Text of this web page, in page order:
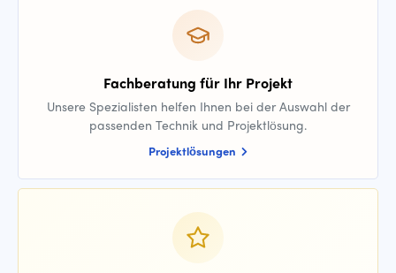
Fachberatung für Ihr Projekt
Unsere Spezialisten helfen Ihnen bei der Auswahl der
passenden Technik und Projektlösung.
Projektlösungen